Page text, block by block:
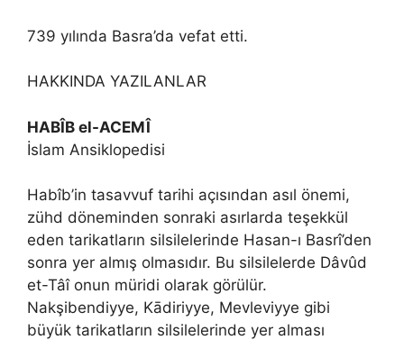
739 yılında Basra’da vefat etti.
HAKKINDA YAZILANLAR
HABÎB el-ACEMÎ
İslam Ansiklopedisi
Habîb’in tasavvuf tarihi açısından asıl önemi,
zühd döneminden sonraki asırlarda teşekkül
eden tarikatların silsilelerinde Hasan-ı Basrî’den
sonra yer almış olmasıdır. Bu silsilelerde Dâvûd
et-Tâî onun müridi olarak görülür.
Nakşibendiyye, Kādiriyye, Mevleviyye gibi
büyük tarikatların silsilelerinde yer alması